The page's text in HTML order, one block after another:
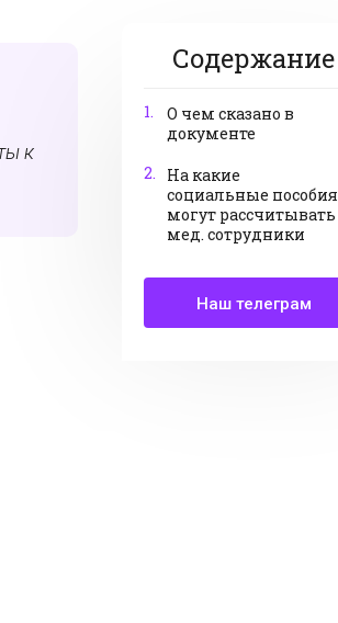
Содержание
1.
О чем сказано в
документе
2.
На какие
социальные пособия
могут рассчитывать
мед. сотрудники
Наш телеграм
к